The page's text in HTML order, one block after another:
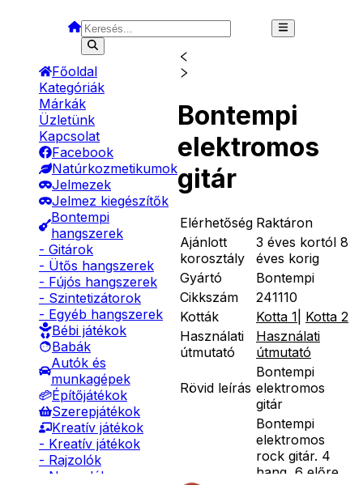
Főoldal
Kategóriák
Márkák
Üzletünk
Kapcsolat
Facebook
Natúrkozmetikumok
Jelmezek
Jelmez kiegészítők
Bontempi
hangszerek
- Gitárok
- Ütős hangszerek
- Fújós hangszerek
- Szintetizátorok
- Egyéb hangszerek
Bébi játékok
Babák
Autók és
munkagépek
Építőjátékok
Szerepjátékok
Kreatív játékok
- Kreatív játékok
- Rajzolók
- Nyomdák
Bontempi
elektromos
gitár
Elérhetőség Raktáron
Ajánlott
korosztály
3 éves kortól 8
éves korig
Gyártó
Bontempi
Cikkszám
241110
Kották
Kotta 1 Kotta 2
Használati
útmutató
Használati
útmutató
Rövid leírás
Bontempi
elektromos
gitár
Bontempi
elektromos
rock gitár. 4
hang, 6 előre